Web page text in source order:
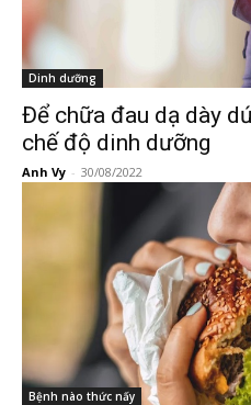
Dinh dưỡng
Để chữa đau dạ dày
chế độ dinh dưỡng
Anh Vy - 30/08/2022
Bệnh nào thức nấy